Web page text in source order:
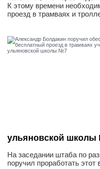
К этому времени
проезд в трамваях и
ульяновской
На заседании штаба по
поручил проработать